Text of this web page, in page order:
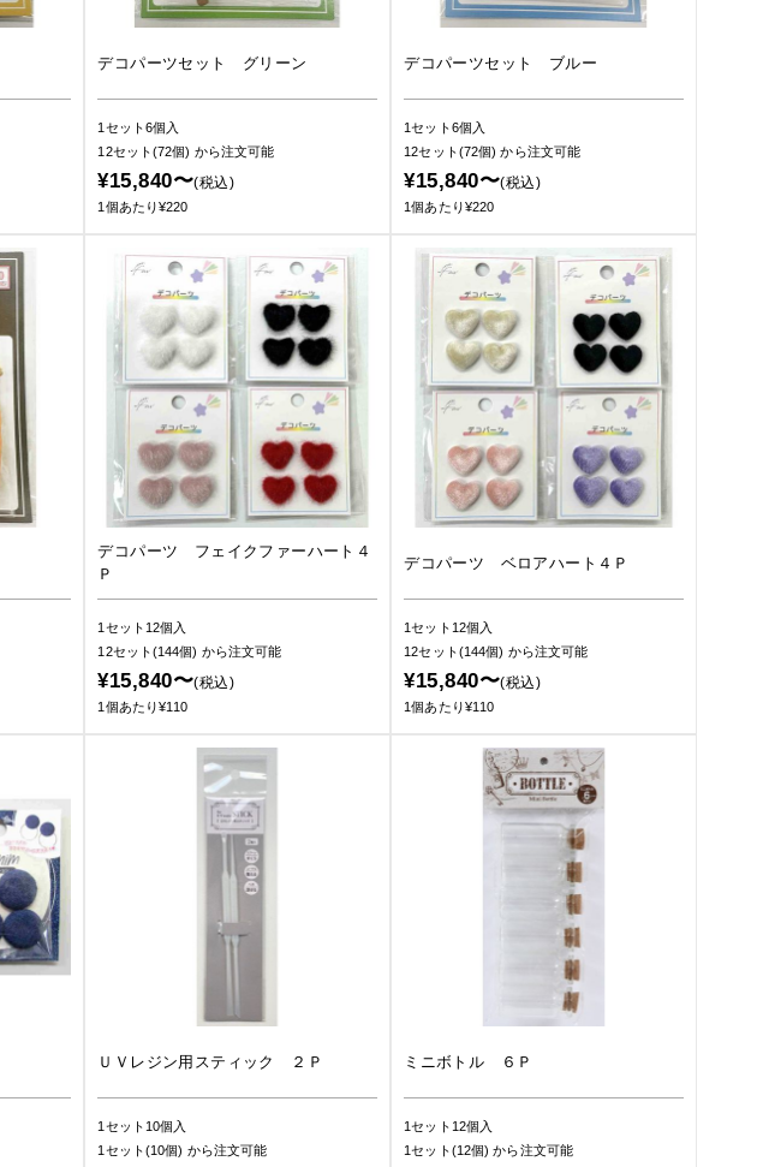
デコパーツセット グリーン
1セット6個入
12セット(72個) から注文可能
¥15,840〜(税込)
1個あたり¥220
デコパーツセット ブルー
1セット6個入
12セット(72個)から注文可能
¥15,840〜(税込)
1個あたり¥220
デコパーツ フェイクファーハート４
Ｐ
1セット12個入
12セット(144個) から注文可能
¥15,840〜(税込)
1個あたり¥110
デコパーツ ベロアハート４Ｐ
1セット12個入
12セット(144個) から注文可能
¥15,840〜(税込)
1個あたり¥110
ＵＶレジン用スティック ２Ｐ
1セット10個入
1セット(10個) から注文可能
ミニボトル ６Ｐ
1セット12個入
1セット(12個)から注文可能